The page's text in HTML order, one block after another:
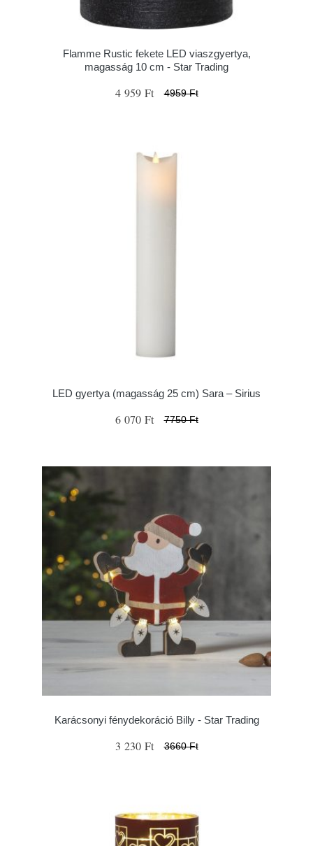
Flamme Rustic fekete LED viaszgyertya,
magasság 10 cm - Star Trading
4 959 Ft 4959 Ft
LED gyertya (magasság 25 cm) Sara – Sirius
6 070 Ft 7750 Ft
Karácsonyi fénydekoráció Billy - Star Trading
3 230 Ft 3660 Ft